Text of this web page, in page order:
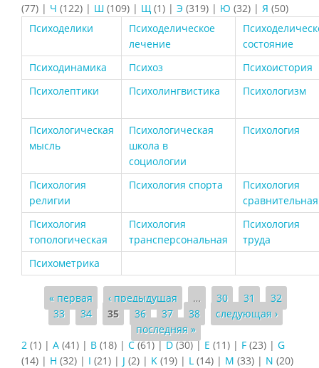
(77) | Ч (122) | Ш (109) | Щ (1) | Э (319) | Ю (32) | Я (50)
Психоделики
Психоделическое
лечение
состояние
Психодинамика
Психоз
Психоистория
Психолептики
Психолингвистика Психологизм
Психологическая
мысль
Психологическая
школа в
социологии
Психология
Психология
религии
Психология спорта
Психология
сравнительная
Психология
топологическая
Психология
трансперсональная
Психология
труда
Психометрика
Страницы
« первая ‹ предыдущая … 30 31
32
33
34 35 36 37 38
следующая ›
последняя »
2 (1) | A (41) | B (18) | C(61)|D(30)| E (11) | F (23) | G
(14) | H (32) | I (21) | J (2) | K (19) | L (14) | M (33) | N (20)